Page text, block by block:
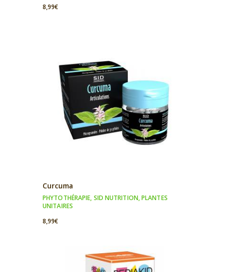
8,99€
Curcuma
PHYTOTHÉRAPIE, SID NUTRITION,PLANTES
UNITAIRES
8,99€